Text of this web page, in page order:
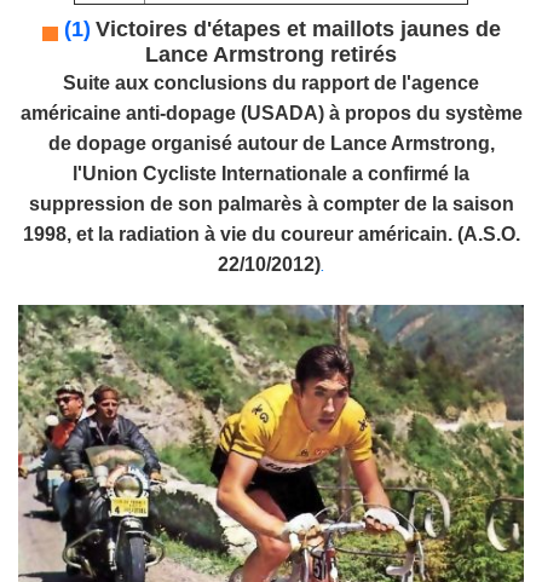
(1) Victoires d'étapes et maillots jaunes de
Lance Armstrong retirés
Suite aux conclusions du rapport de l'agence
américaine anti-dopage (USADA) à propos du système
de dopage organisé autour de Lance Armstrong,
l'Union Cycliste Internationale a confirmé la
suppression de son palmarès à compter de la saison
1998, et la radiation à vie du coureur américain. (A.S.O.
22/10/2012)